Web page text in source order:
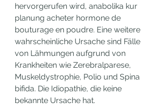
hervorgerufen wird, anabolika kur
planung acheter hormone de
bouturage en poudre. Eine weitere
wahrscheinliche Ursache sind Fälle
von Lähmungen aufgrund von
Krankheiten wie Zerebralparese,
Muskeldystrophie, Polio und Spina
bifida. Die Idiopathie, die keine
bekannte Ursache hat.